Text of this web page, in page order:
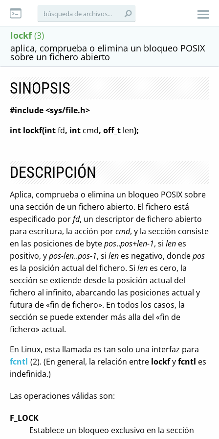
lockf (3)
aplica, comprueba o elimina un bloqueo POSIX
sobre un fichero abierto
SINOPSIS
#include <sys/file.h>
int lockf(intfd, int cmd, off_t len);
DESCRIPCIÓN
Aplica, comprueba o elimina un bloqueo POSIX sobre
una sección de un fichero abierto. El fichero está
especificado porfd, un descriptor de fichero abierto
para escritura, la acción porcmd, y la sección consiste
en las posiciones de bytepos..pos+len-1, si len es
positivo, ypos-len..pos-1, si len es negativo, dondepos
es la posición actual del fichero. Si len es cero, la
sección se extiende desde la posición actual del
fichero al infinito, abarcando las posiciones actual y
futura de «fin de fichero». En todos los casos, la
sección se puede extender más alla del «fin de
fichero» actual.
En Linux, esta llamada es tan solo una interfaz para
fcntl (2). (En general, la relación entre lockfyfcntl es
indefinida.)
Las operaciones válidas son:
F_LOCK
Establece un bloqueo exclusivo en la sección